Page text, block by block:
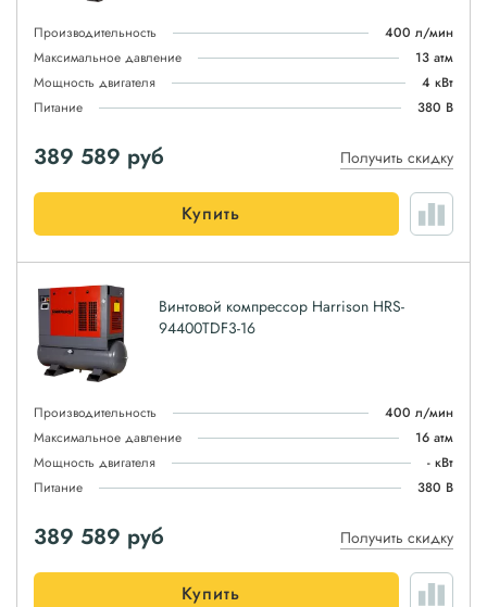
Производительность
400 л/мин
Максимальное давление
13 атм
Мощность двигателя
4 кВт
Питание
380 В
389 589 руб Получить скидку
Купить
Винтовой компрессор Harrison HRS-
94400TDF3-16
Производительность
400 л/мин
Максимальное давление
16 атм
Мощность двигателя
- кВт
Питание
380 В
389 589 руб Получить скидку
Купить